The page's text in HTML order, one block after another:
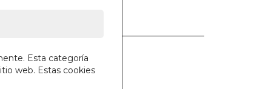
Esta categoría
web. Estas cookies